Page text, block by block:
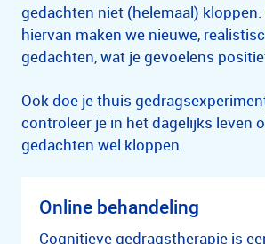
gedachten niet (helemaal)
hiervan maken we nieuwe,
gedachten, wat je gevoelens
Ook doe je thuis
controleer je in het dagelijks leven
gedachten wel kloppen.
Online behandeling
Cognitieve gedragstherapie is